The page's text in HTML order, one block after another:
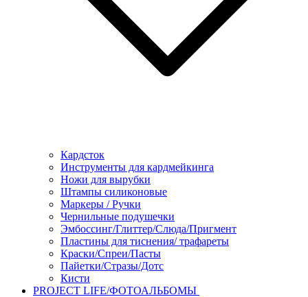
Кардсток
Инструменты для кардмейкинга
Ножи для вырубки
Штампы силиконовые
Маркеры / Ручки
Чернильные подушечки
Эмбоссинг/Глиттер/Слюда/Пригмент
Пластины для тиснения/ трафареты
Краски/Спреи/Пасты
Пайетки/Стразы/Дотс
Кисти
PROJECT LIFE/ФОТОАЛЬБОМЫ